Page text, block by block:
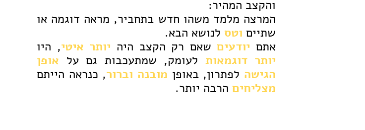
והקצב המהיר:
המרצה מלמד משהו חדש בתחביר, מראה דוגמה או
שתיים וטס לנושא הבא.
אתם יודעים שאם רק הקצב היה יותר איטי, היו
יותר דוגמאות לעומק, שמתעכבות גם על אופן
הגישה לפתרון, באופן מובנה וברור, כנראה הייתם
מצליחים הרבה יותר.